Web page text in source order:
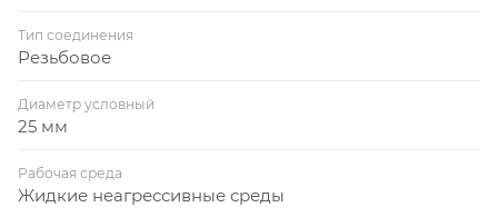
Тип соединения
Резьбовое
Диаметр условный
25 мм
Рабочая среда
Жидкие неагрессивные среды